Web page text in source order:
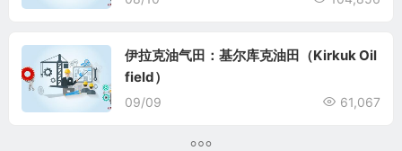
伊拉克油气田：基尔库克油田（Kirkuk Oil
field）
09/09 61,067